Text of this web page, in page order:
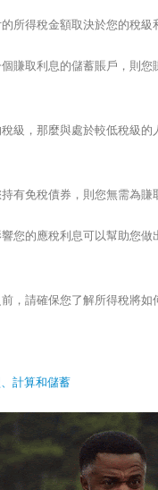
所得稅金額取決於您的稅級
賺取利息的儲蓄賬戶，則您
級，那麼與處於較低稅級的
有免稅債券，則您無需為賺
您的應稅利息可以幫助您做
，請確保您了解所得稅將如
計算和儲蓄